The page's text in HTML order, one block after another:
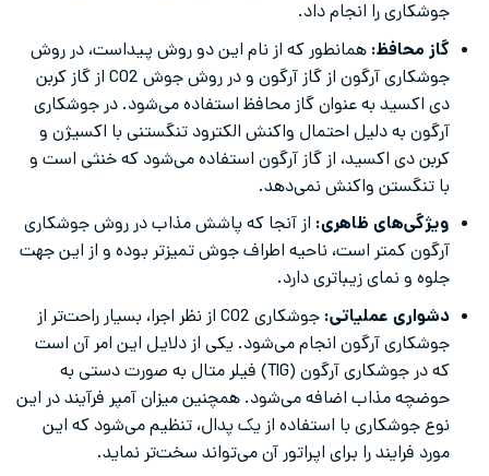
جوشکاری را انجام داد.
گاز محافظ: همانطور که از نام این دو روش پیداست، در روش
جوشکاری آرگون از گاز آرگون و در روش جوش CO2 از گاز کربن
دی اکسید به عنوان گاز محافظ استفاده می‌شود. در جوشکاری
آرگون به دلیل احتمال واکنش الکترود تنگستنی با اکسیژن و
کربن دی اکسید، از گاز آرگون استفاده می‌شود که خنثی است و
با تنگستن واکنش نمی‌دهد.
ویژگی‌های ظاهری: از آنجا که پاشش مذاب در روش جوشکاری
آرگون کمتر است، ناحیه اطراف جوش تمیزتر بوده و از این جهت
جلوه و نمای زیباتری دارد.
دشواری عملیاتی:
جوشکاری CO2 از نظر اجرا، بسیار راحت‌تر از
جوشکاری آرگون انجام می‌شود. یکی از دلایل این امر آن است
که در جوشکاری آرگون (TIG) فیلر متال به صورت دستی به
حوضچه مذاب اضافه می‌شود. همچنین میزان آمپر فرآیند در این
نوع جوشکاری با استفاده از یک پدال، تنظیم می‌شود که این
مورد فرایند را برای اپراتور آن می‌تواند سخت‌تر نماید.